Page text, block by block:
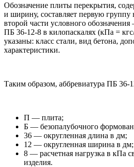
Обозначение плиты перекрытия,
и ширину, составляет первую
второй части условного обозначения
ПБ 36-12-8 в килопаскалях (кПа =
указаны: класс стали, вид бетона,
характеристики.
Таким образом, аббревиатура ПБ 36-
П — плита;
Б — безопалубочного
36 — округленная длина в дм;
12 — округленная ширина в дм;
8 — расчетная нагрузка в кПа
изделия.